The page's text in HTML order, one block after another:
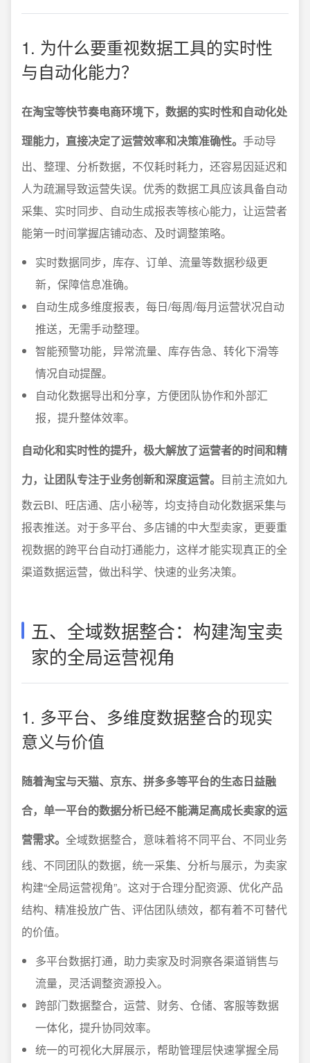
1. 为什么要重视数据工具的实时性
与自动化能力？
在淘宝等快节奏电商环境下，数据的实时性和自动化处
理能力，直接决定了运营效率和决策准确性。 手动导
出、整理、分析数据，不仅耗时耗力，还容易因延迟和
人为疏漏导致运营失误。优秀的数据工具应该具备自动
采集、实时同步、自动生成报表等核心能力，让运营者
能第一时间掌握店铺动态、及时调整策略。
实时数据同步，库存、订单、流量等数据秒级更
新，保障信息准确。
自动生成多维度报表，每日/每周/每月运营状况自动
推送，无需手动整理。
智能预警功能，异常流量、库存告急、转化下滑等
情况自动提醒。
自动化数据导出和分享，方便团队协作和外部汇
报，提升整体效率。
自动化和实时性的提升，极大解放了运营者的时间和精
力，让团队专注于业务创新和深度运营。 目前主流如九
数云BI、旺店通、店小秘等，均支持自动化数据采集与
报表推送。对于多平台、多店铺的中大型卖家，更要重
视数据的跨平台自动打通能力，这样才能实现真正的全
渠道数据运营，做出科学、快速的业务决策。
五、全域数据整合：构建淘宝卖
家的全局运营视角
1. 多平台、多维度数据整合的现实
意义与价值
随着淘宝与天猫、京东、拼多多等平台的生态日益融
合，单一平台的数据分析已经不能满足高成长卖家的运
营需求。 全域数据整合，意味着将不同平台、不同业务
线、不同团队的数据，统一采集、分析与展示，为卖家
构建“全局运营视角”。这对于合理分配资源、优化产品
结构、精准投放广告、评估团队绩效，都有着不可替代
的价值。
多平台数据打通，助力卖家及时洞察各渠道销售与
流量，灵活调整资源投入。
跨部门数据整合，运营、财务、仓储、客服等数据
一体化，提升协同效率。
统一的可视化大屏展示，帮助管理层快速掌握全局